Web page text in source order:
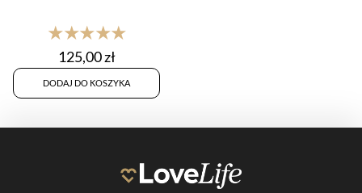
★★★★★
125,00zł
DODAJ DO KOSZYKA